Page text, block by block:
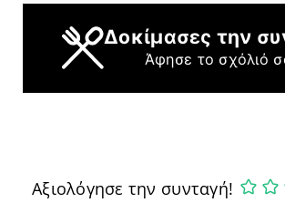
Δοκίμασες την
Άφησε το σχόλιό
Αξιολόγησε την συνταγή!